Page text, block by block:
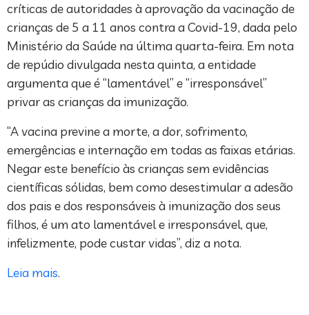
críticas de autoridades à aprovação da vacinação de
crianças de 5 a 11 anos contra a Covid-19, dada pelo
Ministério da Saúde na última quarta-feira. Em nota
de repúdio divulgada nesta quinta, a entidade
argumenta que é “lamentável” e “irresponsável”
privar as crianças da imunização.
“A vacina previne a morte, a dor, sofrimento,
emergências e internação em todas as faixas etárias.
Negar este benefício às crianças sem evidências
científicas sólidas, bem como desestimular a adesão
dos pais e dos responsáveis à imunização dos seus
filhos, é um ato lamentável e irresponsável, que,
infelizmente, pode custar vidas”, diz a nota.
Leia mais.